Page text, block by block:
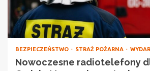
BEZPIECZEŃSTWO STRAŻ POŻARNA
Nowoczesne radiotelefony